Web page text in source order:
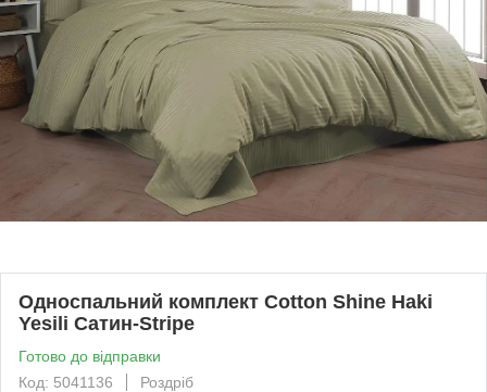
Односпальний комплект Cotton Shine Haki
Yesili Сатин-Stripe
Готово до відправки
Код: 5041136
Роздріб